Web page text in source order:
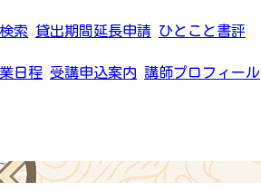
索 貸出期間延長申請 ひとこと書評
日程 受講申込案内 講師プロフィール